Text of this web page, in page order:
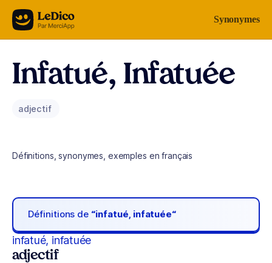
Aller au contenu Synonymes
Infatué, Infatuée
adjectif
Définitions, synonymes, exemples en français
Définitions de “infatué, infatuée“
infatué, infatuée
adjectif